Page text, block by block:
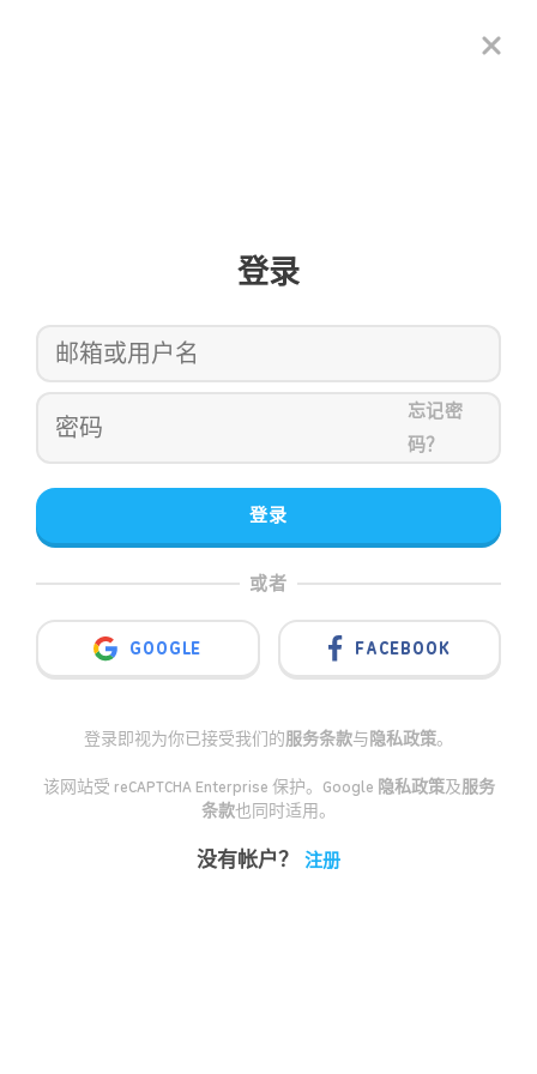
登录
忘记密
码？
登录
或者
GOOGLE FACEBOOK
登录即视为你已接受我们的服务条款与隐私政策。
该网站受 reCAPTCHA Enterprise 保护。Google 隐私政策及服务
条款也同时适用。
没有帐户？ 注册